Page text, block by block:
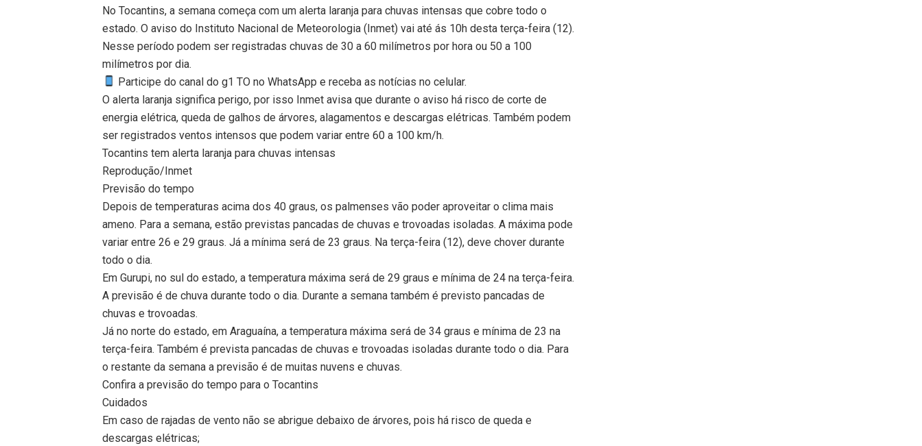
No Tocantins, a semana começa com um alerta laranja para chuvas intensas que cobre todo o
estado. O aviso do Instituto Nacional de Meteorologia (Inmet) vai até ás 10h desta terça-feira (12).
Nesse período podem ser registradas chuvas de 30 a 60 milímetros por hora ou 50 a 100
milímetros por dia.
Participe do canal do g1 TO no WhatsApp e receba as notícias no celular.
O alerta laranja significa perigo, por isso Inmet avisa que durante o aviso há risco de corte de
energia elétrica, queda de galhos de árvores, alagamentos e descargas elétricas. Também podem
ser registrados ventos intensos que podem variar entre 60 a 100 km/h.
Tocantins tem alerta laranja para chuvas intensas
Reprodução/Inmet
Previsão do tempo
Depois de temperaturas acima dos 40 graus, os palmenses vão poder aproveitar o clima mais
ameno. Para a semana, estão previstas pancadas de chuvas e trovoadas isoladas. A máxima pode
variar entre 26 e 29 graus. Já a mínima será de 23 graus. Na terça-feira (12), deve chover durante
todo o dia.
Em Gurupi, no sul do estado, a temperatura máxima será de 29 graus e mínima de 24 na terça-feira.
A previsão é de chuva durante todo o dia. Durante a semana também é previsto pancadas de
chuvas e trovoadas.
Já no norte do estado, em Araguaína, a temperatura máxima será de 34 graus e mínima de 23 na
terça-feira. Também é prevista pancadas de chuvas e trovoadas isoladas durante todo o dia. Para
o restante da semana a previsão é de muitas nuvens e chuvas.
Confira a previsão do tempo para o Tocantins
Cuidados
Em caso de rajadas de vento não se abrigue debaixo de árvores, pois há risco de queda e
descargas elétricas;